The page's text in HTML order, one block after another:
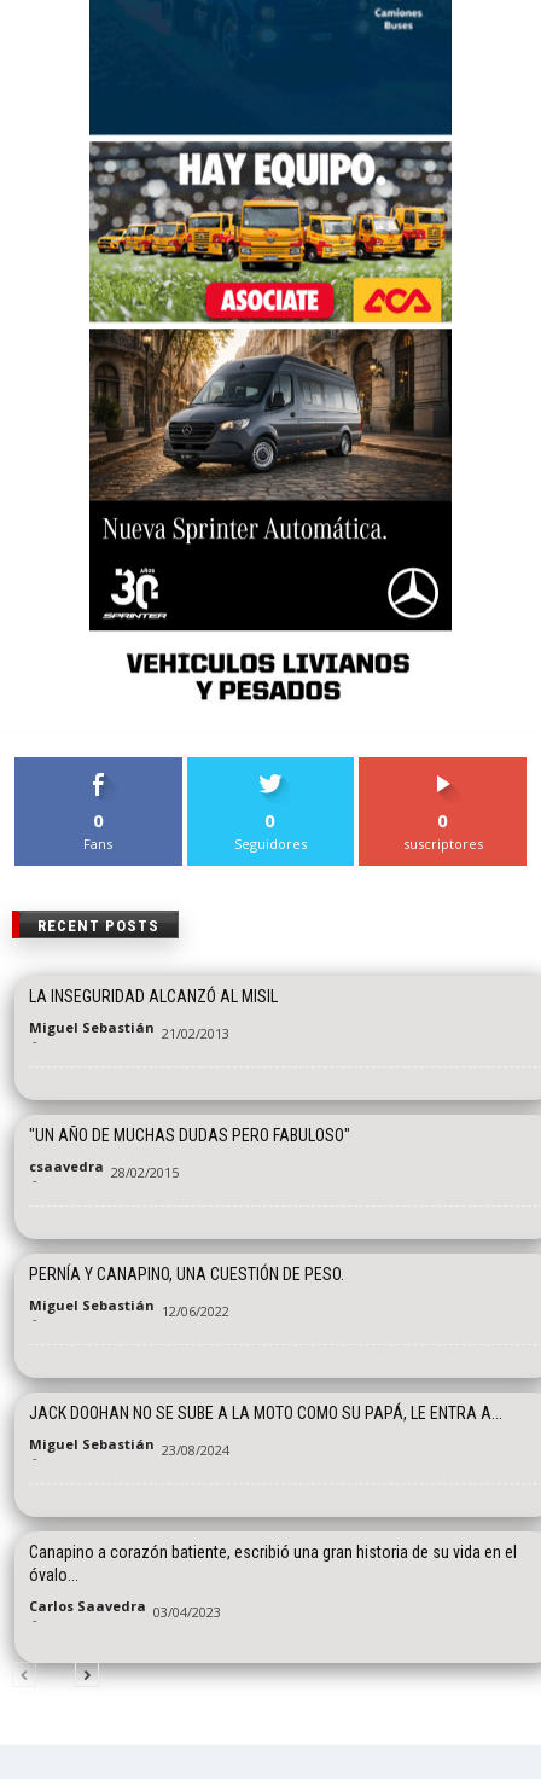
0
Fans
0
Seguidores
0
suscriptores
RECENT POSTS
LA INSEGURIDAD ALCANZÓ AL MISIL
Miguel Sebastián
- 21/02/2013
"UN AÑO DE MUCHAS DUDAS PERO FABULOSO"
csaavedra
- 28/02/2015
PERNÍA Y CANAPINO, UNA CUESTIÓN DE PESO.
Miguel Sebastián
- 12/06/2022
JACK DOOHAN NO SE SUBE A LA MOTO COMO SU PAPÁ, LE ENTRA A...
Miguel Sebastián
- 23/08/2024
Canapino a corazón batiente, escribió una gran historia de su vida en el
óvalo...
Carlos Saavedra
- 03/04/2023